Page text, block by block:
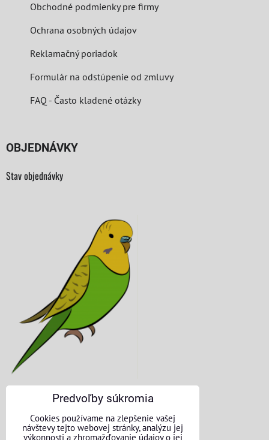
Obchodné podmienky pre firmy
Ochrana osobných údajov
Reklamačný poriadok
Formulár na odstúpenie od zmluvy
FAQ - Často kladené otázky
OBJEDNÁVKY
Stav objednávky
KONTAKTNÉ ÚDAJE
O nás
Predvoľby súkromia
Cookies používame na zlepšenie vašej
návštevy tejto webovej stránky, analýzu jej
výkonnosti a zhromažďovanie údajov o jej